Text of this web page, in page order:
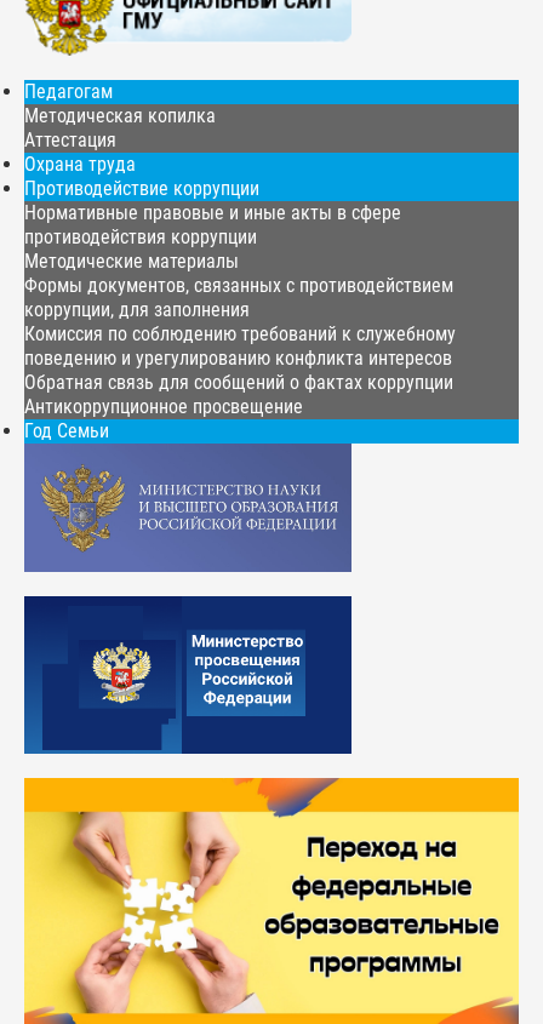
Педагогам
Методическая копилка
Аттестация
Охрана труда
Противодействие коррупции
Нормативные правовые и иные акты в сфере
противодействия коррупции
Методические материалы
Формы документов, связанных с противодействием
коррупции, для заполнения
Комиссия по соблюдению требований к служебному
поведению и урегулированию конфликта интересов
Обратная связь для сообщений о фактах коррупции
Антикоррупционное просвещение
Год Семьи